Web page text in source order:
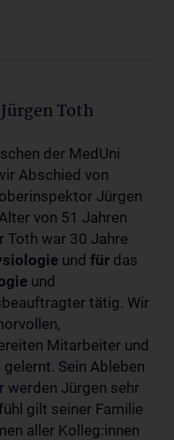
Toth
der MedUni
Abschied von
Jürgen
von 51 Jahren
Toth war 30 Jahre
und für das
und
tätig. Wir
Mitarbeiter und
Sein Ableben
werden Jürgen sehr
gilt seiner Familie
aller Kolleg:innen